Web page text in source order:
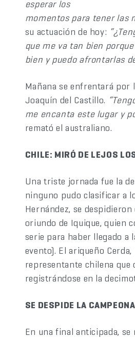
esperar los
momentos para tener las
su actuación de hoy:
que me va tan bien
bien y puedo afrontarlas
Mañana se enfrentará por
Joaquín del Castillo.
me encanta este lugar y
remató el australiano.
CHILE: MIRÓ DE LEJOS
Una triste jornada fue la
ninguno pudo clasificar a
Hernández, se
oriundo de Iquique, quien
serie para haber llegado a
evento). El ariqueño
representante chilena que
registrándose en la
SE DESPIDE LA
En una final anticipada, se